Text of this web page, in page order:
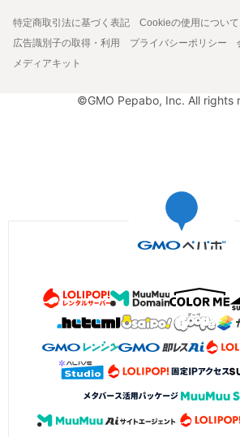
特定商取引法に基づく表記
Cookieの使用について
広告識別子の取得・利用
プライバシーポリシー
メディアキット
©GMO Pepabo, Inc. All rights